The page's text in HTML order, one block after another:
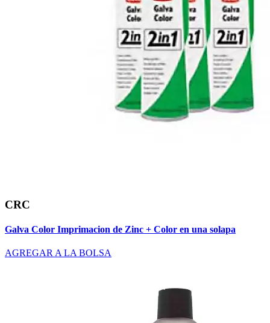
CRC
Galva Color Imprimacion de Zinc + Color en una solapa
AGREGAR A LA BOLSA